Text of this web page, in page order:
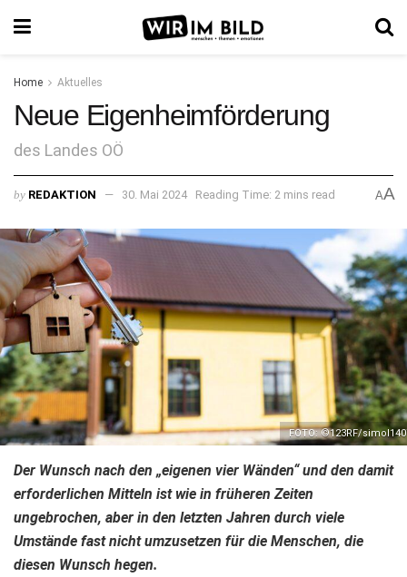
Home Aktuelles
Neue Eigenheimförderung
des Landes OÖ
by REDAKTION 30. Mai 2024 Reading Time: 2 mins read AA
FOTO: ©123RF/
Der Wunsch nach den „eigenen vier Wänden“ und den damit
erforderlichen Mitteln ist wie in früheren Zeiten
ungebrochen, aber in den letzten Jahren durch viele
Umstände fast nicht umzusetzen für die Menschen, die
diesen Wunsch hegen.